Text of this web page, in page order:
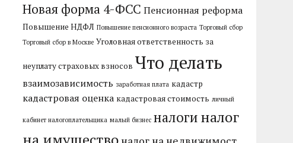
Новая форма 4-ФСС Пенсионная реформа
Повышение НДФЛ Повышение пенсионного возраста Торговый сбор
Торговый сбор в Москве Уголовная ответственность за
неуплату страховых взносов Что делать
взаимозависимость заработная плата кадастр
кадастровая оценка кадастровая стоимость личный
кабинет налогоплательщика малый бизнес налоги налог